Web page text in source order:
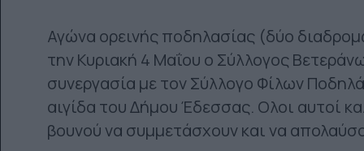
Αγώνα ορεινής ποδηλασίας (δύο
την Κυριακή 4 Μαΐου ο Σύλλογος
συνεργασία με τονΣύλλογο Φίλων
αιγίδα του Δήμου Έδεσσας. Ολοι αυτοί
βουνού να συμμετάσχουν και να